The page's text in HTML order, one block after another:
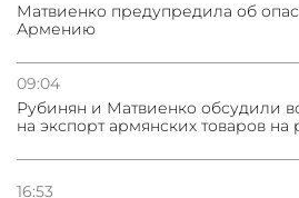
Матвиенко предупредила об
Армению
09:04
Рубинян и Матвиенко обсудили
на экспорт армянских товаров
16:53